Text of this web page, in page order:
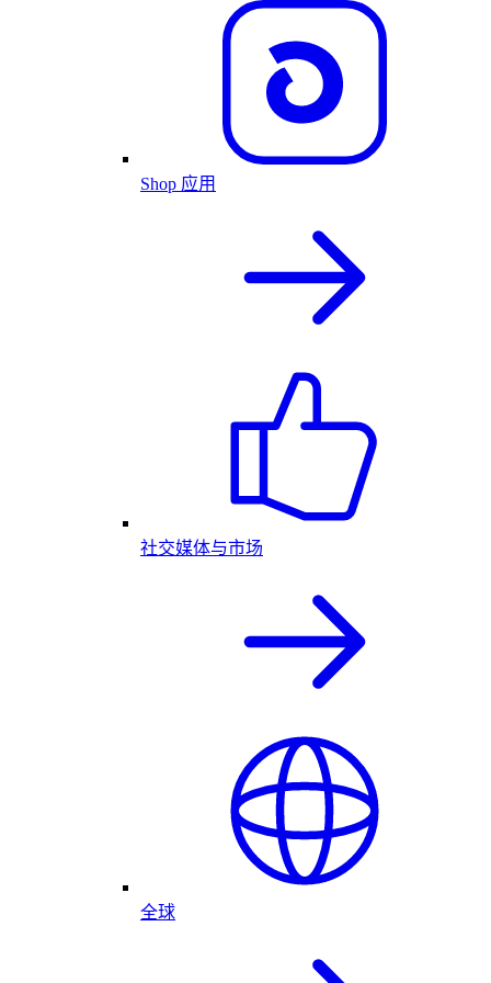
Shop 应用
社交媒体与市场
全球